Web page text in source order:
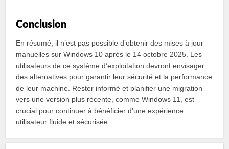
Conclusion
En résumé, il n’est pas possible d’obtenir des mises à jour
manuelles sur Windows 10 après le 14 octobre 2025. Les
utilisateurs de ce système d’exploitation devront envisager
des alternatives pour garantir leur sécurité et la performance
de leur machine. Rester informé et planifier une migration
vers une version plus récente, comme Windows 11, est
crucial pour continuer à bénéficier d’une expérience
utilisateur fluide et sécurisée.